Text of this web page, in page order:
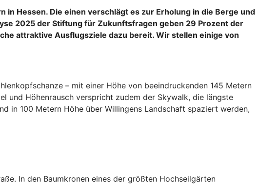
in Hessen. Die einen verschlägt es zur Erholung in die Berge und
2025 der Stiftung für Zukunftsfragen geben 29 Prozent der
attraktive Ausflugsziele dazu bereit. Wir stellen einige von
– mit einer Höhe von beeindruckenden 145 Metern
und Höhenrausch verspricht zudem der Skywalk, die längste
in 100 Metern Höhe über Willingens Landschaft spaziert werden,
In den Baumkronen eines der größten Hochseilgärten